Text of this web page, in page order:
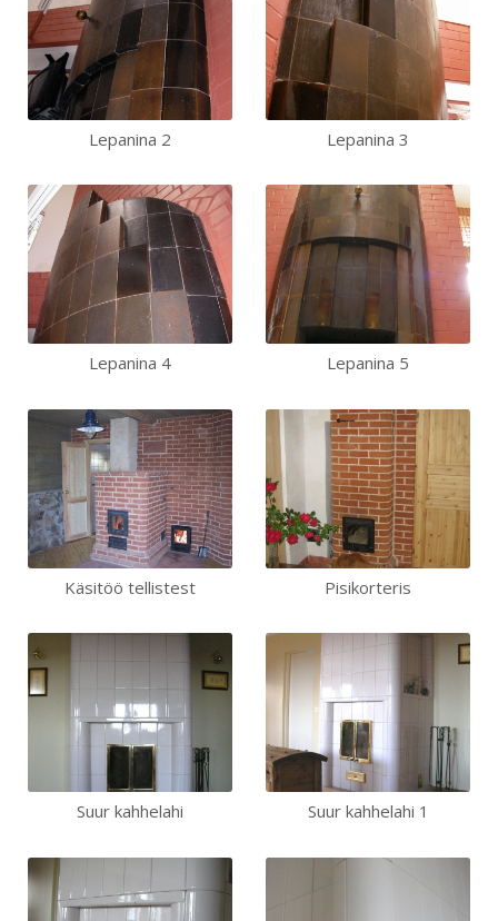
Lepanina 2 Lepanina 3
Lepanina 4 Lepanina 5
Käsitöö tellistest Pisikorteris
Suur kahhelahi Suur kahhelahi 1